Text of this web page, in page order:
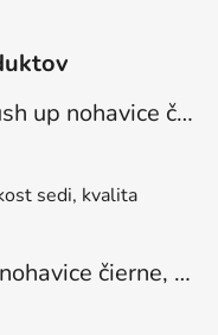
WR.UP® 7/8 koženkové push up nohavice čierne, vysoký pás RE(MOVE) WRUP4HC006PREC, N
sedi, kvalita
WR.UP® D.I.W.O. push up nohavice čierne, zateplené, regular pás, WRUP1RF444, N